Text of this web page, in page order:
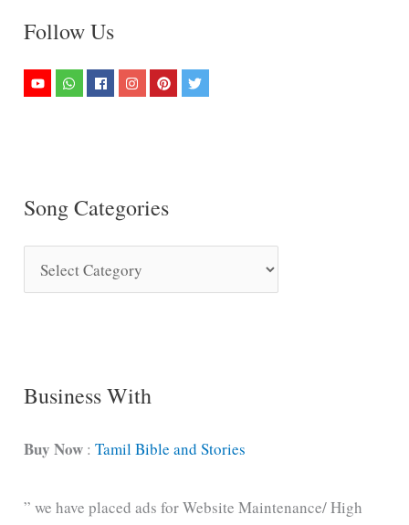
Follow Us
Song Categories
o
C
t
g
Business With
Buy Now :Tamil Bible and Stories
” we have placed ads for Website Maintenance/ High